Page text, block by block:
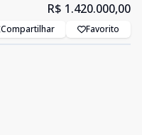
R$ 1.420.000,00
Compartilhar Favorito